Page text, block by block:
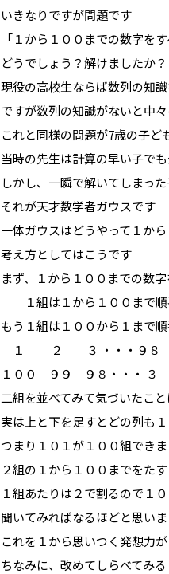
いきなりですが問題です
「１から１００までの数字を
どうでしょう？解けましたか？
現役の高校生ならば数列の知
ですが数列の知識がないと中
これと同様の問題が7歳の子ど
当時の先生は計算の早い子で
しかし、一瞬で解いてしまっ
それが天才数学者ガウスです
一体ガウスはどうやって１か
考え方としてはこうです
まず、１から１００までの数
１組は１から１００まで順
もう１組は１００から１まで
１ ２ ３ ・・・９８
１００ ９９ ９８・・
二組を並べてみて気づいたこ
実は上と下を足すとどの列も
つまり１０１が１００組でき
２組の１から１００までをた
１組あたりは２で割るので１
聞いてみればなるほどと思い
これを１から思いつく発想力
ちなみに、改めてしらべてみる